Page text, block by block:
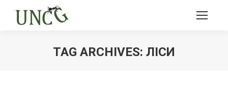
TAG ARCHIVES: ЛІСИ